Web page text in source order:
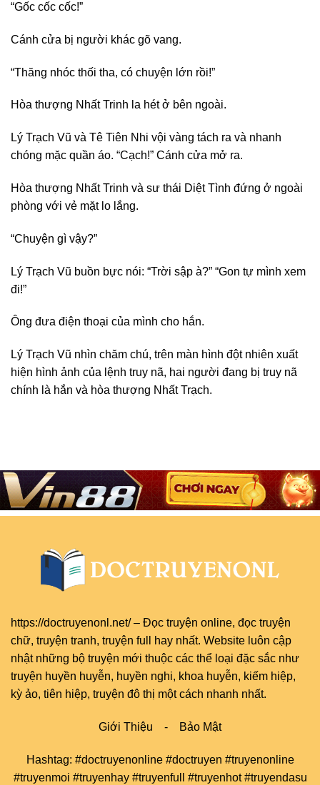
“Gốc cốc cốc!”
Cánh cửa bị người khác gõ vang.
“Thăng nhóc thối tha, có chuyện lớn rồi!”
Hòa thượng Nhất Trinh la hét ở bên ngoài.
Lý Trạch Vũ và Tê Tiên Nhi vội vàng tách ra và nhanh
chóng mặc quần áo. “Cạch!” Cánh cửa mở ra.
Hòa thượng Nhất Trinh và sư thái Diệt Tình đứng ở ngoài
phòng với vẻ mặt lo lắng.
“Chuyện gì vậy?”
Lý Trạch Vũ buồn bực nói: “Trời sập à?” “Gon tự mình xem
đi!”
Ông đưa điện thoại của mình cho hắn.
Lý Trạch Vũ nhìn chăm chú, trên màn hình đột nhiên xuất
hiện hình ảnh của lệnh truy nã, hai người đang bị truy nã
chính là hắn và hòa thượng Nhất Trạch.
https://doctruyenonl.net/– Đọc truyện online, đọc truyện
chữ, truyện tranh, truyện full
hay nhất. Website luôn cập
nhật những bộ truyện mới thuộc các thể loại đặc sắc như
truyện huyền huyễn, huyền nghi, khoa huyễn, kiếm hiệp,
kỳ ảo, tiên hiệp, truyện đô thị một cách nhanh nhất.
Giới Thiệu - Bảo Mật
Hashtag: #doctruyenonline #doctruyen #truyenonline
#truyenmoi #truyenhay #truyenfull #truyenhot #truyendasu